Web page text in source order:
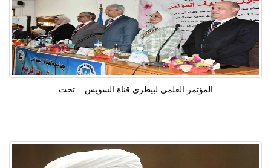
المؤتمر العلمي لبيطري قناة السويس .. تحت